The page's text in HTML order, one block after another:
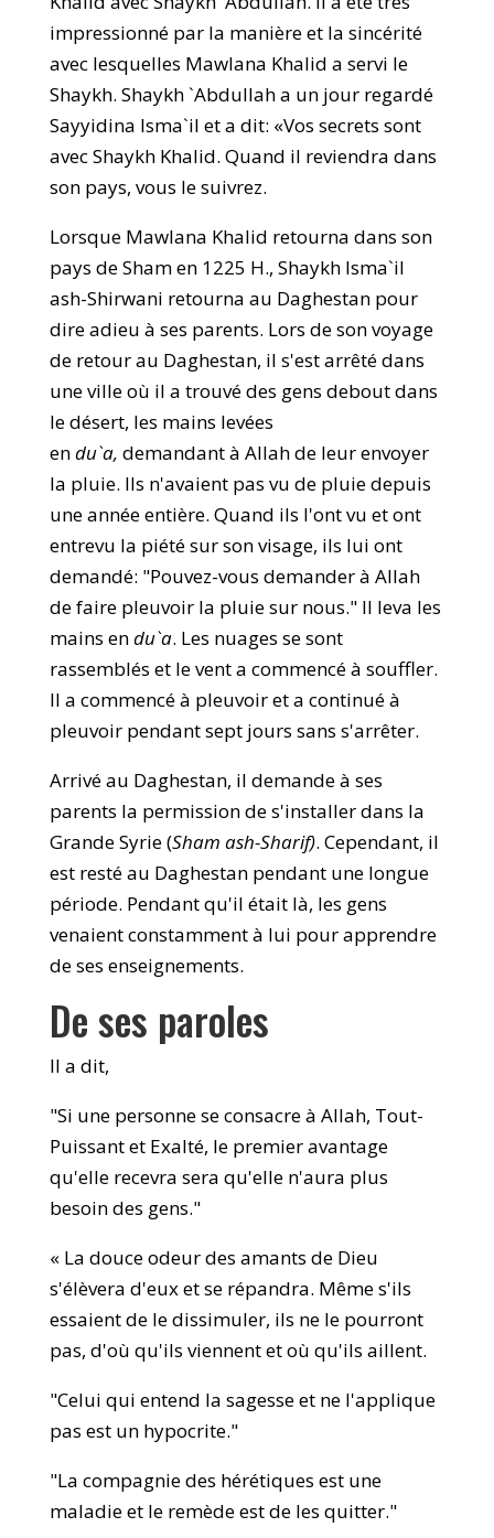
impressionné par la manière et la sincérité
avec lesquelles Mawlana Khalid a servi le
Shaykh. Shaykh `Abdullah a un jour regardé
Sayyidina Isma`il et a dit: «Vos secrets sont
avec Shaykh Khalid. Quand il reviendra dans
son pays, vous le suivrez.
Lorsque Mawlana Khalid retourna dans son
pays de Sham en 1225 H., Shaykh Isma`il
ash-Shirwani retourna au Daghestan pour
dire adieu à ses parents. Lors de son voyage
de retour au Daghestan, il s'est arrêté dans
une ville où il a trouvé des gens debout dans
le désert, les mains levées
endu`a, demandant à Allah de leur envoyer
la pluie. Ils n'avaient pas vu de pluie depuis
une année entière. Quand ils l'ont vu et ont
entrevu la piété sur son visage, ils lui ont
demandé: "Pouvez-vous demander à Allah
de faire pleuvoir la pluie sur nous." Il leva les
mains endu`a. Les nuages se sont
rassemblés et le vent a commencé à souffler.
Il a commencé à pleuvoir et a continué à
pleuvoir pendant sept jours sans s'arrêter.
Arrivé au Daghestan, il demande à ses
parents la permission de s'installer dans la
Grande Syrie (Sham ash-Sharif). Cependant, il
est resté au Daghestan pendant une longue
période. Pendant qu'il était là, les gens
venaient constamment à lui pour apprendre
de ses enseignements.
De ses paroles
Il a dit,
"Si une personne se consacre à Allah, Tout-
Puissant et Exalté, le premier avantage
qu'elle recevra sera qu'elle n'aura plus
besoin des gens."
« La douce odeur des amants de Dieu
s'élèvera d'eux et se répandra. Même s'ils
essaient de le dissimuler, ils ne le pourront
pas, d'où qu'ils viennent et où qu'ils aillent.
"Celui qui entend la sagesse et ne l'applique
pas est un hypocrite."
"La compagnie des hérétiques est une
maladie et le remède est de les quitter."